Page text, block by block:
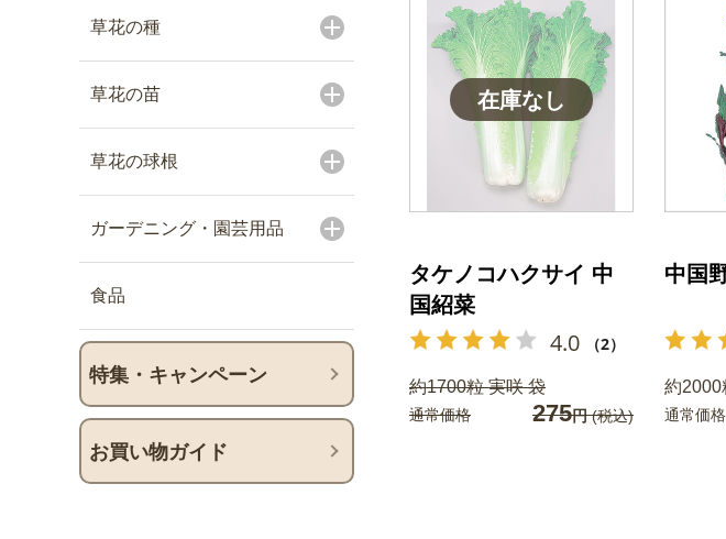
草花の種
草花の苗
草花の球根
ガーデニング・園芸用品
食品
特集・キャンペーン
お買い物ガイド
タケノコハクサイ 中
国紹菜
4.0 （2）
約1700粒 実咲 袋
通常価格 275円(税込)
中国
約2000
通常価格